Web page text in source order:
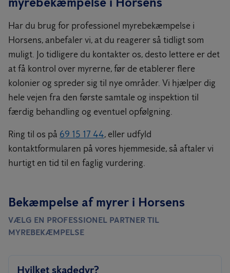
vingerer.
flyveturen bider dronningen sine vinger af og dedikerer resten
af livet til at lægge æg nede på landjorden. Hannernes skæbne
er derimod grusom, da de dør efter parringen.
Læs mere om flyvende myrer
Har du brug for professionel myrebekæmpelse i
Horsens, anbefaler vi, at du reagerer så tidligt som
muligt. Jo tidligere du kontakter os, desto lettere er det
at få kontrol over myrerne, før de etablerer flere
kolonier og spreder sig til nye områder. Vi hjælper dig
hele vejen fra den første samtale og inspektion til
færdig behandling og eventuel opfølgning.
Ring til os på 69 15 17 44, eller udfyld
kontaktformularen på vores hjemmeside, så aftaler vi
hurtigt en tid til en faglig vurdering.
Bekæmpelse af myrer i Horsens
VÆLG EN PROFESSIONEL PARTNER TIL
MYREBEKÆMPELSE
Hvilket skadedyr?